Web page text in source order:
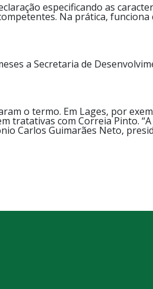
especificando as
Na prática, funciona
a Secretaria de
o termo. Em Lages, por
tratativas com Correia Pinto.
Carlos Guimarães Neto,